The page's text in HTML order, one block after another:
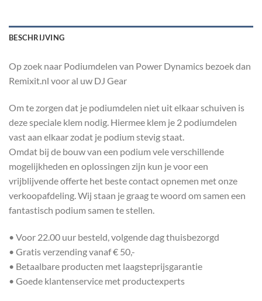
BESCHRIJVING
Op zoek naar Podiumdelen van Power Dynamics bezoek dan
Remixit.nl voor al uw DJ Gear
Om te zorgen dat je podiumdelen niet uit elkaar schuiven is
deze speciale klem nodig. Hiermee klem je 2 podiumdelen
vast aan elkaar zodat je podium stevig staat.
Omdat bij de bouw van een podium vele verschillende
mogelijkheden en oplossingen zijn kun je voor een
vrijblijvende offerte het beste contact opnemen met onze
verkoopafdeling. Wij staan je graag te woord om samen een
fantastisch podium samen te stellen.
• Voor 22.00 uur besteld, volgende dag thuisbezorgd
• Gratis verzending vanaf € 50,-
• Betaalbare producten met laagsteprijsgarantie
• Goede klantenservice met productexperts